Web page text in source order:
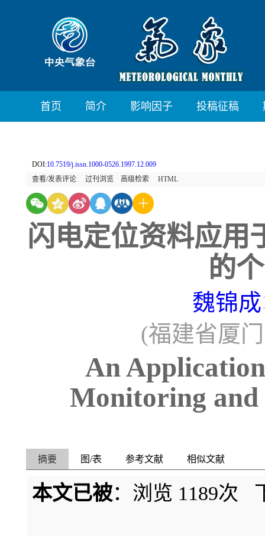
首页 简介 影响因子 投稿征稿
DOI:10.7519/j.issn.1000-0526.1997.12.009
查看/发表评论
过刊浏览 高级检索 HTML
闪电定位资料应用
的
魏锦成
(福建省厦
An
Monitoring and
摘要 图/表 参考文献 相似文献
本文已被：浏览 1189次